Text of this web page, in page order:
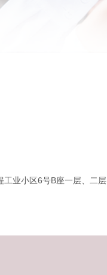
工业小区6号B座一层、二层